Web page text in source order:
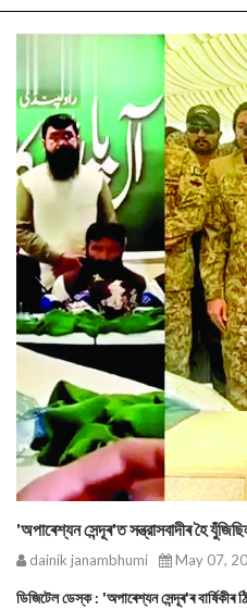
'অপাৰেশ্যন সেন্দূৰ'ত সন্ত্রাসবাদীৰ হৈ
dainik janambhumi May 07,
ডিজিটেল ডেস্ক : 'অপাৰেশ্যন সেন্দূৰ'ৰ